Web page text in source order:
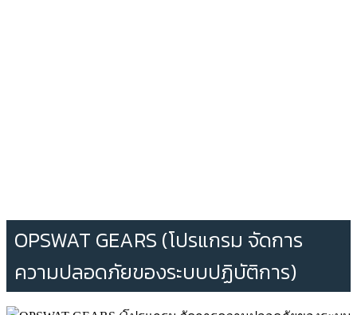
OPSWAT GEARS (โปรแกรม จัดการ
ความปลอดภัยของระบบปฏิบัติการ)